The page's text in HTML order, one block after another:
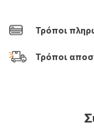
Τρόποι
Τρόποι